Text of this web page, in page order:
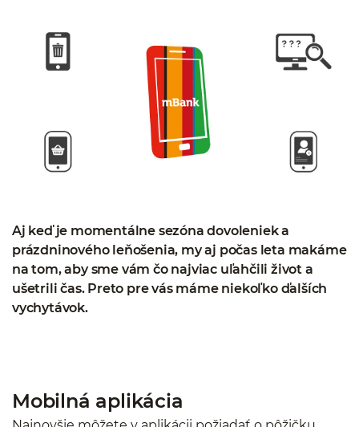
Aj keď je momentálne sezóna dovoleniek a
prázdninového leňošenia, my aj počas leta makáme
na tom, aby sme vám čo najviac uľahčili život a
ušetrili čas. Preto pre vás máme niekoľko ďalších
vychytávok.
Mobilná aplikácia